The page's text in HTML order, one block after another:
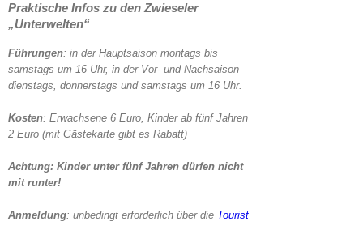
Praktische Infos zu den Zwieseler
„Unterwelten“
Führungen: in der Hauptsaison montags bis
samstags um 16 Uhr, in der Vor- und Nachsaison
dienstags, donnerstags und samstags um 16 Uhr.
Kosten: Erwachsene 6 Euro, Kinder ab fünf Jahren
2 Euro (mit Gästekarte gibt es Rabatt)
Achtung: Kinder unter fünf Jahren dürfen nicht
mit runter!
Anmeldung: unbedingt erforderlich über die Tourist